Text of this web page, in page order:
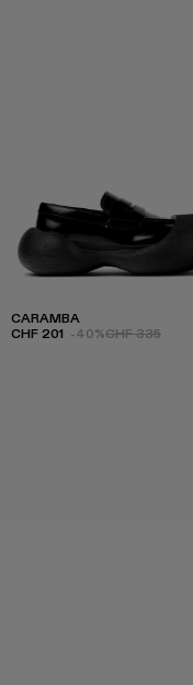
CARAMBA
CHF 201 -40%CHF 335